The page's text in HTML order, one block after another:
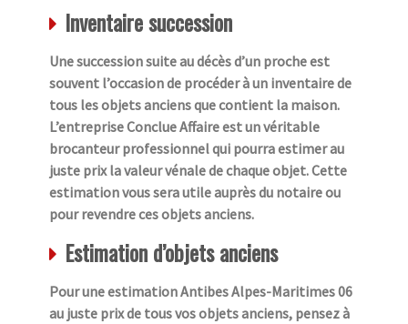
Inventaire succession
Une succession suite au décès d’un proche est
souvent l’occasion de procéder à un inventaire de
tous les objets anciens que contient la maison.
L’entreprise Conclue Affaire est un véritable
brocanteur professionnel qui pourra estimer au
juste prix la valeur vénale de chaque objet. Cette
estimation vous sera utile auprès du notaire ou
pour revendre ces objets anciens.
Estimation d’objets anciens
Pour une estimation Antibes Alpes-Maritimes 06
au juste prix de tous vos objets anciens, pensez à